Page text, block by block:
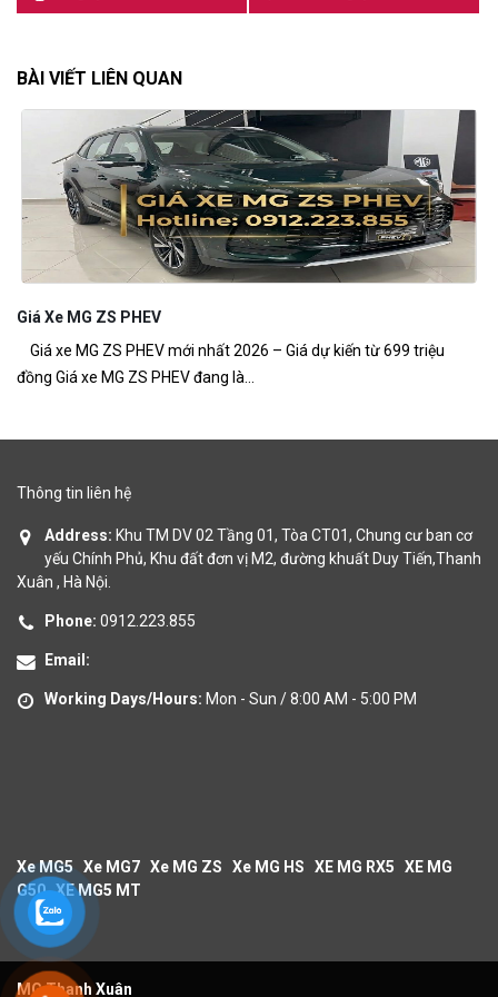
BÀI VIẾT LIÊN QUAN
Giá Xe MG ZS PHEV
Giá xe MG ZS PHEV mới nhất 2026 – Giá dự kiến từ 699 triệu
đồng Giá xe MG ZS PHEV đang là...
Thông tin liên hệ
Address: Khu TM DV 02 Tầng 01, Tòa CT01, Chung cư ban cơ
yếu Chính Phủ, Khu đất đơn vị M2, đường khuất Duy Tiến,Thanh
Xuân , Hà Nội.
Phone: 0912.223.855
Email:
Working Days/Hours: Mon - Sun / 8:00 AM - 5:00 PM
Xe MG5 Xe MG7 Xe MG ZS Xe MG HS XE MG RX5
XE MG
G50 XE MG5 MT
MG Thanh Xuân